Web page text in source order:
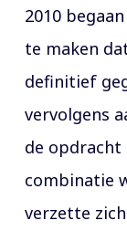
2010
te maken
definitief
vervolgens
de opdracht
combinatie
verzette